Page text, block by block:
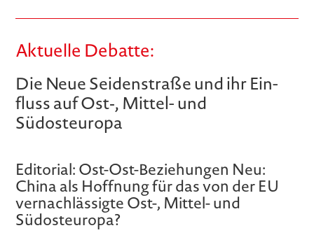
Aktuelle Debatte:
Die Neue Sei­den­stra­ße und ihr Ein­
fluss auf Ost‑, Mit­tel- und
Südosteuropa
Editorial: Ost-Ost-Beziehungen Neu:
China als Hoffnung für das von der EU
vernachlässigte Ost-, Mittel- und
Südosteuropa?